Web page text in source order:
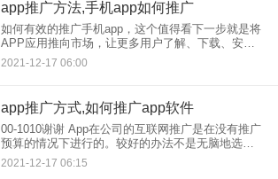
app推广方法,手机app如何推广
如何有效的推广手机app，这个值得看下一步就是将
APP应用推向市场，让更多用户了解、下载、安装
和使用。一般推广运营商会通过一些传统渠道或者
网络推广来推广APP。除了这些推广方法，还有哪
2021-12-17 06:00
app推广方式,如何推广app软件
00-1010谢谢 App在公司的互联网推广是在没有推广
预算的情况下进行的。较好的办法不是无脑地选择
一种推广方式，而是先了解同类竞品App的推广模
式，看看成功案例都采用了什么样的方式，在相应
2021-12-17 06:15